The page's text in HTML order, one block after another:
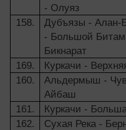
- Олуяз
158.
Дубъязы - Алан-
- Большой
Бикнарат
169. Куркачи -
160.
Альдермыш -
Айбаш
161. Куркачи -
162.
Сухая Река -